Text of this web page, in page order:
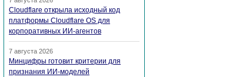
Cloudflare открыла исходный код
платформы Cloudflare OS для
корпоративных ИИ-агентов
7 августа 2026
Минцифры готовит критерии для
признания ИИ-моделей